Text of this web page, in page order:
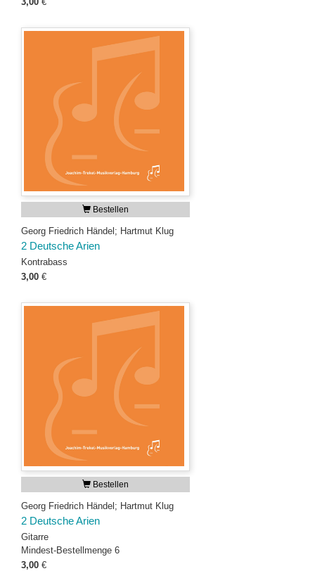
Bestellen
Georg Friedrich Händel; Hartmut Klug
2 Deutsche Arien
Kontrabass
3,00 €
Bestellen
Georg Friedrich Händel; Hartmut Klug
2 Deutsche Arien
Gitarre
Mindest-Bestellmenge 6
3,00 €